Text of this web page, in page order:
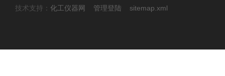
技术支持： 化工仪器网 管理登陆 sitemap.xml